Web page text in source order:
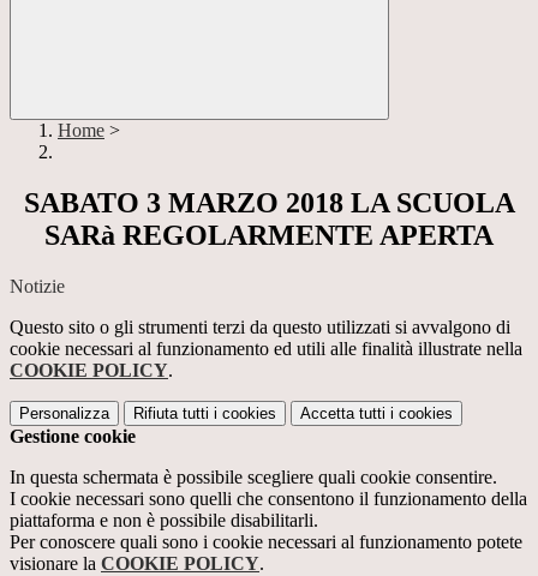
Home >
SABATO 3 MARZO 2018 LA SCUOLA
SARà REGOLARMENTE APERTA
Notizie
Questo sito o gli strumenti terzi da questo utilizzati si avvalgono di
cookie necessari al funzionamento ed utili alle finalità illustrate nella
COOKIE POLICY.
Personalizza Rifiuta tutti i cookies Accetta tutti i cookies
Gestione cookie
In questa schermata è possibile scegliere quali cookie consentire.
I cookie necessari sono quelli che consentono il funzionamento della
piattaforma e non è possibile disabilitarli.
Per conoscere quali sono i cookie necessari al funzionamento potete
visionare la COOKIE POLICY.